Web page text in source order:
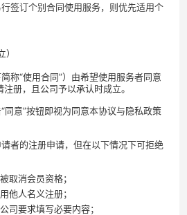
签订个别合同使用服务，则优先适用个
称“使用合同”）由希望使用服务者同意
册，且公司予以承认时成立。
意”按钮即视为同意本协议与隐私政策
者的注册申请，但在以下情况下可拒绝
取消会员资格；
他人名义注册；
司要求填写必要内容；